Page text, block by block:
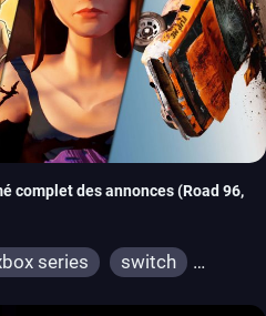
complet des annonces (Road 96,
series
switch